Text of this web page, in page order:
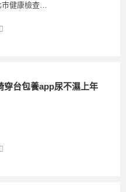
巿健康檢查…
穿台包養app尿不濕上年